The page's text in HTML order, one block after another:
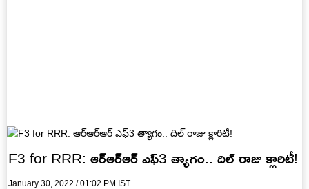
F3 for RRR: ఆర్ఆర్ఆర్ ఎఫ్3 త్యాగం.. దిల్ రాజు క్లారిటీ!
January 30, 2022 / 01:02 PM IST